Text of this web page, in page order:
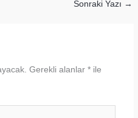
Sonraki Yazı →
Gerekli alanlar *ile